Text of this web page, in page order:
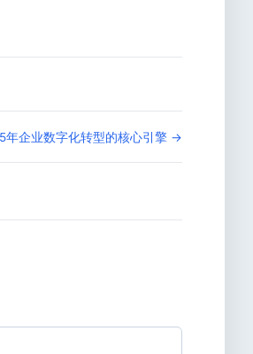
年企业数字化转型的核心引擎 →